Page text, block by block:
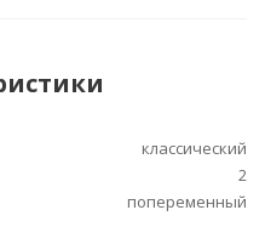
классический
2
попеременный